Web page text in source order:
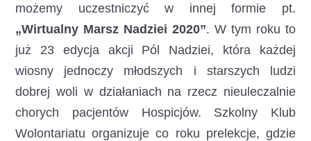
możemy uczestniczyć w innej formie pt.
„Wirtualny Marsz Nadziei 2020”. W tym roku to
już 23 edycja akcji Pól Nadziei, która każdej
wiosny jednoczy młodszych i starszych ludzi
dobrej woli w działaniach na rzecz nieuleczalnie
chorych pacjentów Hospicjów. Szkolny Klub
Wolontariatu organizuje co roku prelekcje, gdzie